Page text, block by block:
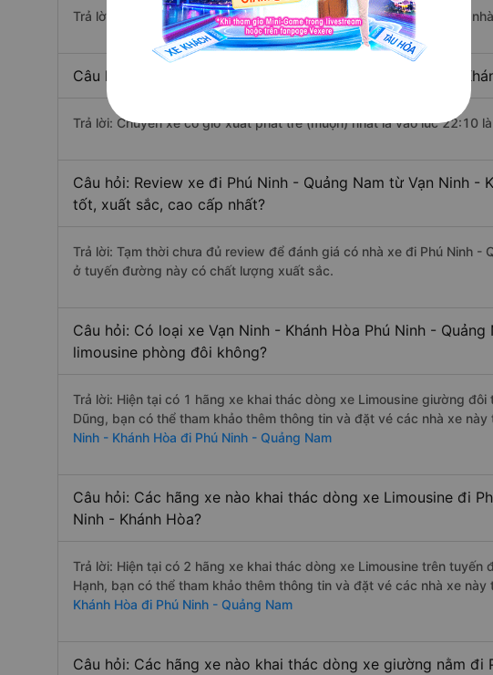
Trả lời: Chuyến xe có giờ xuất phát sớm nhất vào lúc 20:20 là của
Câu hỏi: Nhà xe đi Phú Ninh - Quảng Nam từ Vạn Ninh -
Trả lời: Chuyến xe có giờ xuất phát trễ (muộn) nhất là vào lúc 22:10
Câu hỏi: Review xe đi Phú Ninh - Quảng Nam từ Vạn Ninh -
tốt, xuất sắc, cao cấp nhất?
Trả lời: Tạm thời chưa đủ review để đánh giá có nhà xe đi Phú Ninh -
ở tuyến đường này có chất lượng xuất sắc.
Câu hỏi: Có loại xe Vạn Ninh - Khánh Hòa Phú Ninh -
limousine phòng đôi không?
Trả lời: Hiện tại có 1 hãng xe khai thác dòng xe Limousine giường
Dũng, bạn có thể tham khảo thêm thông tin và đặt vé các nhà xe này
Ninh - Khánh Hòa đi Phú Ninh - Quảng Nam
Câu hỏi: Các hãng xe nào khai thác dòng xe Limousine đi
Ninh - Khánh Hòa?
Trả lời: Hiện tại có 2 hãng xe khai thác dòng xe Limousine trên tuyến
Hạnh, bạn có thể tham khảo thêm thông tin và đặt vé các nhà xe này
Khánh Hòa đi Phú Ninh - Quảng Nam
Câu hỏi: Các hãng xe nào khai thác dòng xe giường nằm đi